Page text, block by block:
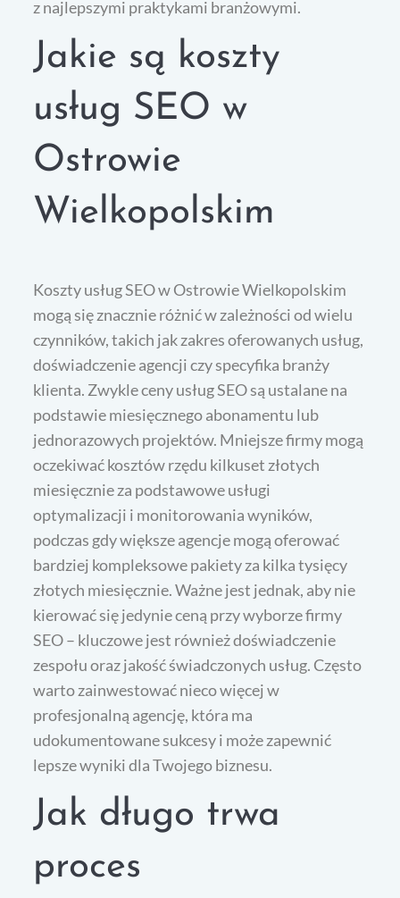
z najlepszymi praktykami branżowymi.
Jakie są koszty
usług SEO w
Ostrowie
Wielkopolskim
Koszty usług SEO w Ostrowie Wielkopolskim
mogą się znacznie różnić w zależności od wielu
czynników, takich jak zakres oferowanych usług,
doświadczenie agencji czy specyfika branży
klienta. Zwykle ceny usług SEO są ustalane na
podstawie miesięcznego abonamentu lub
jednorazowych projektów. Mniejsze firmy mogą
oczekiwać kosztów rzędu kilkuset złotych
miesięcznie za podstawowe usługi
optymalizacji i monitorowania wyników,
podczas gdy większe agencje mogą oferować
bardziej kompleksowe pakiety za kilka tysięcy
złotych miesięcznie. Ważne jest jednak, aby nie
kierować się jedynie ceną przy wyborze firmy
SEO – kluczowe jest również doświadczenie
zespołu oraz jakość świadczonych usług. Często
warto zainwestować nieco więcej w
profesjonalną agencję, która ma
udokumentowane sukcesy i może zapewnić
lepsze wyniki dla Twojego biznesu.
Jak długo trwa
proces